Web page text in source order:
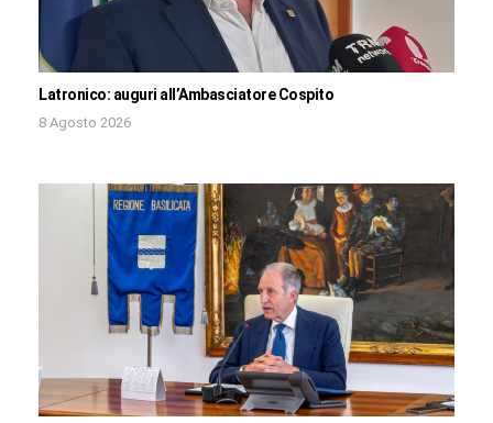
Latronico: auguri all’Ambasciatore Cospito
8 Agosto 2026